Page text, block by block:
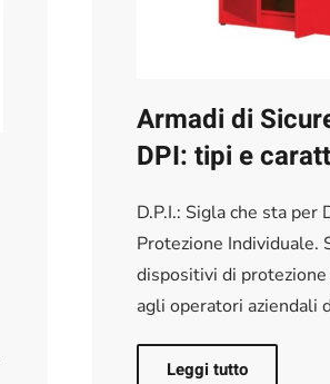
Armadi di
DPI: tipi e
D.P.I.: Sigla che sta per
Protezione Individuale.
dispositivi di
agli operatori aziendali
Leggi tutto